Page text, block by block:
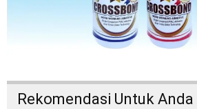
Rekomendasi Untuk Anda